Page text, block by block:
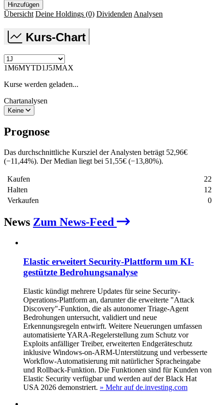
Hinzufügen
Übersicht Deine Holdings (0) Dividenden Analysen
Kurs-Chart
1M6MYTD1J5JMAX
Kurse werden geladen...
Chartanalysen
Keine
Prognose
Das durchschnittliche Kursziel der Analysten beträgt 52,96€
(−11,44%). Der Median liegt bei 51,55€ (−13,80%).
Kaufen
22
Halten
12
Verkaufen
0
News Zum News-Feed
Elastic erweitert Security-Plattform um KI-
gestützte Bedrohungsanalyse
Elastic kündigt mehrere Updates für seine Security-
Operations-Plattform an, darunter die erweiterte "Attack
Discovery"-Funktion, die als autonomer Triage-Agent
Bedrohungen untersucht, validiert und neue
Erkennungsregeln entwirft. Weitere Neuerungen umfassen
automatisierte YARA-Regelerstellung zum Schutz vor
Exploits anfälliger Treiber, erweiterten Endgeräteschutz
inklusive Windows-on-ARM-Unterstützung und verbesserte
Workflow-Automatisierung mit natürlicher Spracheingabe
und Rollback-Funktion. Die Funktionen sind für Kunden von
Elastic Security verfügbar und werden auf der Black Hat
USA 2026 demonstriert. » Mehr auf de.investing.com